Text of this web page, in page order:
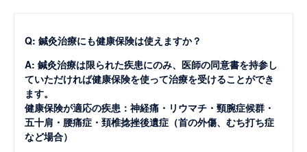
Q: 鍼灸治療にも健康保険は使えますか？
A: 鍼灸治療は限られた疾患にのみ、医師の同意書を持参し
ていただければ健康保険を使って治療を受けることができ
ます。
健康保険が適応の疾患：神経痛・リウマチ・頸腕症候群・
五十肩・腰痛症・頚椎捻挫後遺症（首の外傷、むち打ち症
など場合）